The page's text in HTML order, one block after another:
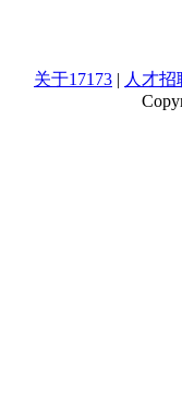
关于17173 | 人才招